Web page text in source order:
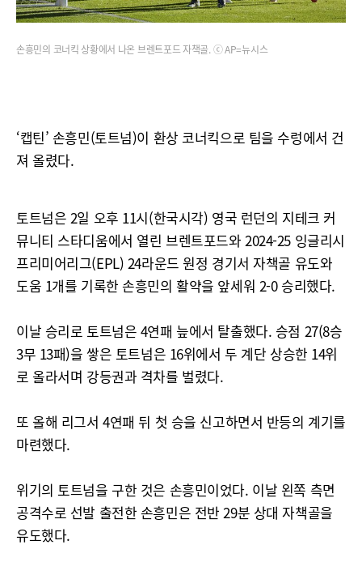
손흥민의 코너킥 상황에서 나온 브렌트포드 자책골. ⓒ AP=뉴시스
‘캡틴’ 손흥민(토트넘)이 환상 코너킥으로 팀을 수렁에서 건
져 올렸다.
토트넘은 2일 오후 11시(한국시각) 영국 런던의 지테크 커
뮤니티 스타디움에서 열린 브렌트포드와 2024-25 잉글리시
프리미어리그(EPL) 24라운드 원정 경기서 자책골 유도와
도움 1개를 기록한 손흥민의 활약을 앞세워 2-0 승리했다.
이날 승리로 토트넘은 4연패 늪에서 탈출했다. 승점 27(8승
3무 13패)을 쌓은 토트넘은 16위에서 두 계단 상승한 14위
로 올라서며 강등권과 격차를 벌렸다.
또 올해 리그서 4연패 뒤 첫 승을 신고하면서 반등의 계기를
마련했다.
위기의 토트넘을 구한 것은 손흥민이었다. 이날 왼쪽 측면
공격수로 선발 출전한 손흥민은 전반 29분 상대 자책골을
유도했다.